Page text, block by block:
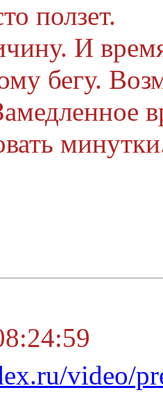
ползет.
И время
бегу.
video/